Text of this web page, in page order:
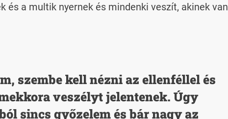
és a multik nyernek és mindenki veszít, akinek van
szembe kell nézni az ellenféllel és
veszélyt jelentenek. Úgy
sincs győzelem és bár nagy az